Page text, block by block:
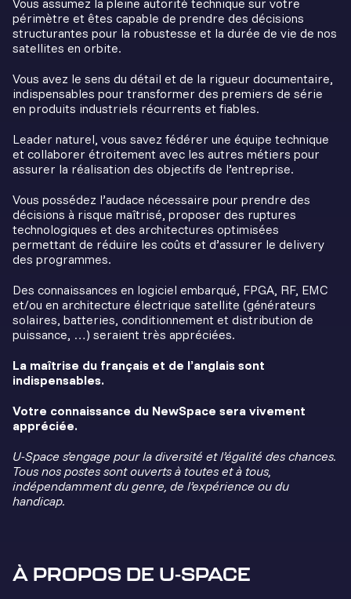
Vous assumez la pleine autorité technique sur votre
périmètre et êtes capable de prendre des décisions
structurantes pour la robustesse et la durée de vie de nos
satellites en orbite.
Vous avez le sens du détail et de la rigueur documentaire,
indispensables pour transformer des premiers de série
en produits industriels récurrents et fiables.
Leader naturel, vous savez fédérer une équipe technique
et collaborer étroitement avec les autres métiers pour
assurer la réalisation des objectifs de l’entreprise.
Vous possédez l’audace nécessaire pour prendre des
décisions à risque maîtrisé, proposer des ruptures
technologiques et des architectures optimisées
permettant de réduire les coûts et d’assurer le delivery
des programmes.
Des connaissances en logiciel embarqué, FPGA, RF, EMC
et/ou en architecture électrique satellite (générateurs
solaires, batteries, conditionnement et distribution de
puissance, …) seraient très appréciées.
La maîtrise du français et de l’anglais sont
indispensables.
Votre connaissance du NewSpace sera vivement
appréciée.
U-Space s’engage pour la diversité et l’égalité des chances.
Tous nos postes sont ouverts à toutes et à tous,
indépendamment du genre, de l’expérience ou du
handicap.
À PROPOS DE U-SPACE